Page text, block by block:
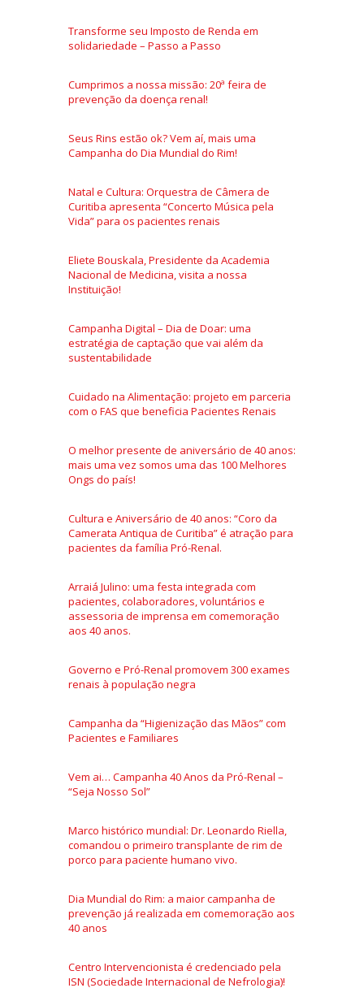
Transforme seu Imposto de Renda em
solidariedade – Passo a Passo
Cumprimos a nossa missão: 20ª feira de
prevenção da doença renal!
Seus Rins estão ok? Vem aí, mais uma
Campanha do Dia Mundial do Rim!
Natal e Cultura: Orquestra de Câmera de
Curitiba apresenta “Concerto Música pela
Vida” para os pacientes renais
Eliete Bouskala, Presidente da Academia
Nacional de Medicina, visita a nossa
Instituição!
Campanha Digital – Dia de Doar: uma
estratégia de captação que vai além da
sustentabilidade
Cuidado na Alimentação: projeto em parceria
com o FAS que beneficia Pacientes Renais
O melhor presente de aniversário de 40 anos:
mais uma vez somos uma das 100 Melhores
Ongs do país!
Cultura e Aniversário de 40 anos: “Coro da
Camerata Antiqua de Curitiba” é atração para
pacientes da família Pró-Renal.
Arraiá Julino: uma festa integrada com
pacientes, colaboradores, voluntários e
assessoria de imprensa em comemoração
aos 40 anos.
Governo e Pró-Renal promovem 300 exames
renais à população negra
Campanha da “Higienização das Mãos” com
Pacientes e Familiares
Vem ai… Campanha 40 Anos da Pró-Renal –
“Seja Nosso Sol”
Marco histórico mundial: Dr. Leonardo Riella,
comandou o primeiro transplante de rim de
porco para paciente humano vivo.
Dia Mundial do Rim: a maior campanha de
prevenção já realizada em comemoração aos
40 anos
Centro Intervencionista é credenciado pela
ISN (Sociedade Internacional de Nefrologia)!